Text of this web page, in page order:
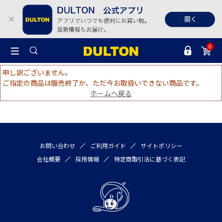
0
申し訳ございません。
ご指定の商品は販売終了か、ただ今お取扱いできない商品です。
ホームへ戻る
お問い合わせ ご利用ガイド
サイトポリシー
会社概要
採用情報 特定商取引法に基づく表記